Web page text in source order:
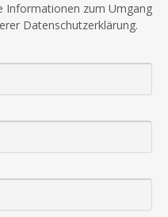
Informationen zum Umgang
Datenschutzerklärung.